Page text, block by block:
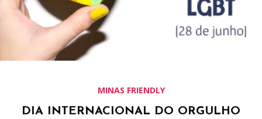
MINAS FRIENDLY
DIA INTERNACIONAL DO ORGULHO